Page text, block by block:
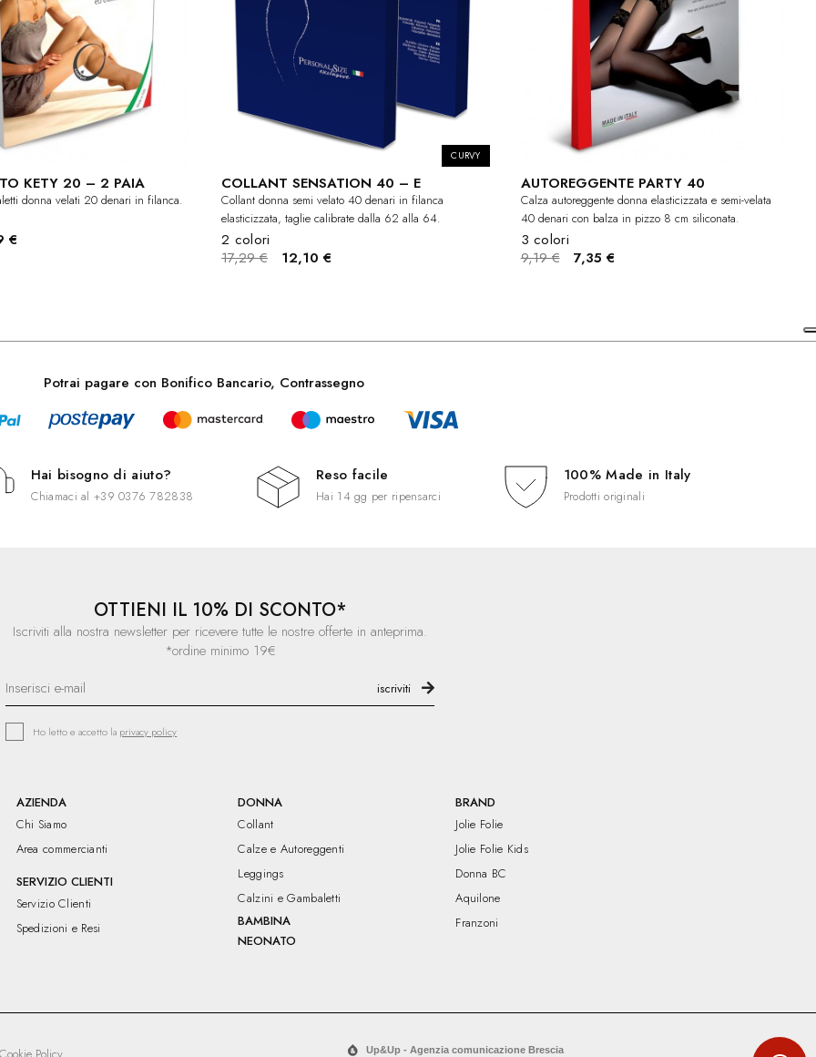
KETY 20 – 2 PAIA
donna velati 20 denari in filanca.
€
CURVY
COLLANT SENSATION 40 – E
Collant donna semi velato 40 denari in filanca
elasticizzata, taglie calibrate dalla 62 alla 64.
2 colori
17,29 €
12,10 €
AUTOREGGENTE PARTY 40
Calza autoreggente donna elasticizzata e semi-velata
40 denari con balza in pizzo 8 cm siliconata.
3 colori
9,19 €
7,35 €
Potrai pagare con Bonifico Bancario, Contrassegno
Hai bisogno di aiuto?
Chiamaci al +39 0376 782838
Reso facile
Hai 14 gg per ripensarci
100% Made in Italy
Prodotti originali
OTTIENI IL 10% DI SCONTO*
Iscriviti alla nostra newsletter per ricevere tutte le nostre offerte in anteprima.
*ordine minimo 19€
Ho letto e accetto la privacy policy
AZIENDA
Chi Siamo
Area commercianti
SERVIZIO CLIENTI
Servizio Clienti
Spedizioni e Resi
DONNA
Collant
Calze e Autoreggenti
Leggings
Calzini e Gambaletti
BAMBINA
NEONATO
BRAND
Jolie Folie
Jolie Folie Kids
Donna BC
Aquilone
Franzoni
Up&Up - Agenzia comunicazione Brescia